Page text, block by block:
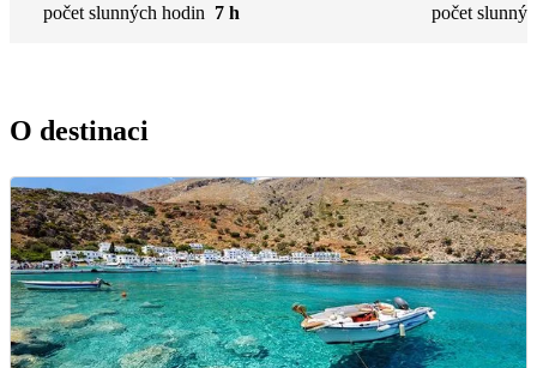
počet slunných hodin 7 h
počet
O destinaci